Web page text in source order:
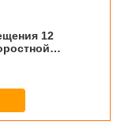
12